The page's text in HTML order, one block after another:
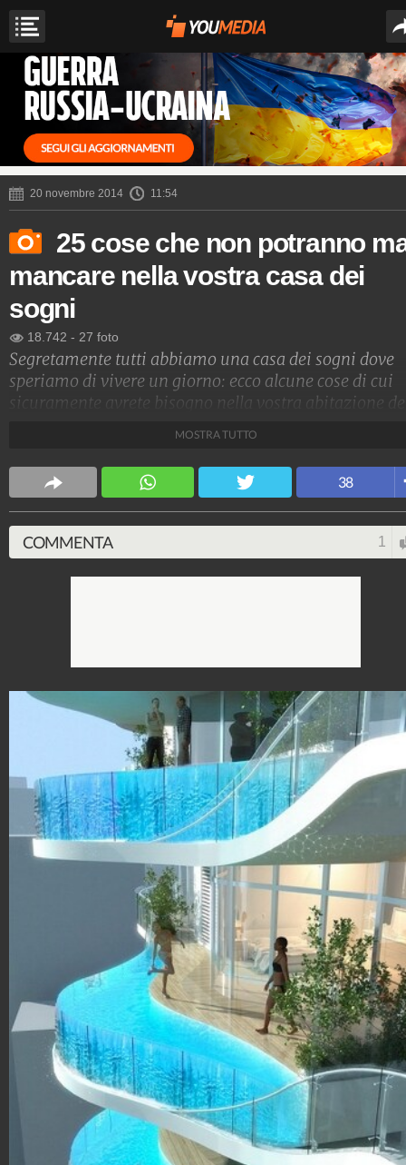
20 novembre 2014 11:54
25 cose che non potranno
mancare nella vostra casa dei
sogni
18.742 - 27 foto
Segretamente tutti abbiamo una casa dei sogni dove
speriamo di vivere un giorno: ecco alcune cose di cui
sicuramente avrete bisogno nella vostra abitazione
Design Fanpage
70.431.227 349 video 13.554 foto
MOSTRA TUTTO
38
COMMENTA 1